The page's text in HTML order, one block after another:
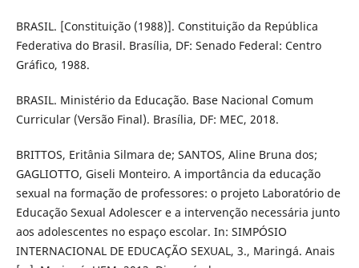
BRASIL. [Constituição (1988)]. Constituição da República
Federativa do Brasil. Brasília, DF: Senado Federal: Centro
Gráfico, 1988.
BRASIL. Ministério da Educação. Base Nacional Comum
Curricular (Versão Final). Brasília, DF: MEC, 2018.
BRITTOS, Eritânia Silmara de; SANTOS, Aline Bruna dos;
GAGLIOTTO, Giseli Monteiro. A importância da educação
sexual na formação de professores: o projeto Laboratório de
Educação Sexual Adolescer e a intervenção necessária junto
aos adolescentes no espaço escolar. In: SIMPÓSIO
INTERNACIONAL DE EDUCAÇÃO SEXUAL, 3., Maringá. Anais